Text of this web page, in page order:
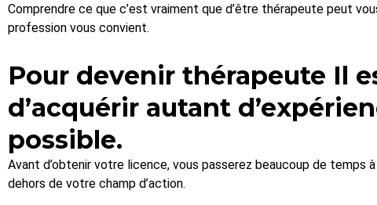
Comprendre ce que c’est vraiment que d’être thérapeute peut
profession vous convient.
Pour devenir thérapeute Il
d’acquérir autant
possible.
Avant d’obtenir votre licence, vous passerez beaucoup de temps
dehors de votre champ d’action.